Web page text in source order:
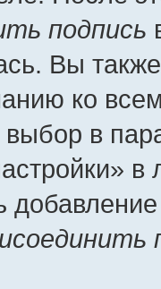
подпись
Вы
ко
выбор в